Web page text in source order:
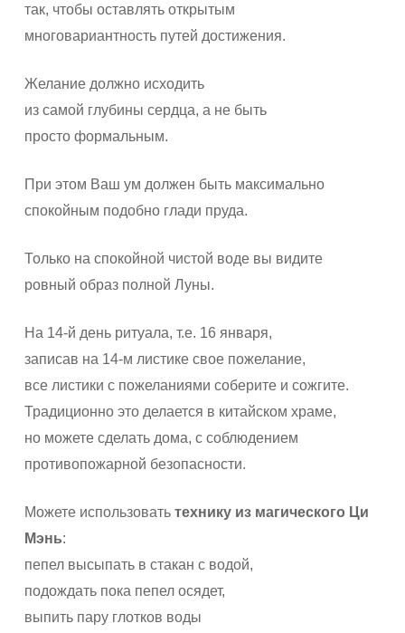
так, чтобы оставлять открытым
многовариантность путей достижения.
Желание должно исходить
из самой глубины сердца, а не быть
просто формальным.
При этом Ваш ум должен быть максимально
спокойным подобно глади пруда.
Только на спокойной чистой воде вы видите
ровный образ полной Луны.
На 14-й день ритуала, т.е. 16 января,
записав на 14-м листике свое пожелание,
все листики с пожеланиями соберите и сожгите.
Традиционно это делается в китайском храме,
но можете сделать дома, с соблюдением
противопожарной безопасности.
Можете использовать технику из магического Ци
Мэнь:
пепел высыпать в стакан с водой,
подождать пока пепел осядет,
выпить пару глотков воды